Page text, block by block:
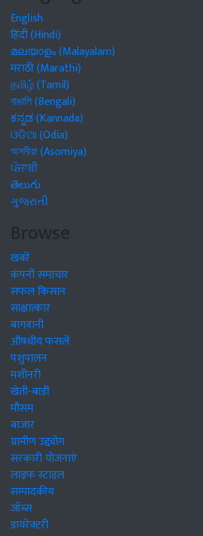
English
हिंदी (Hindi)
മലയാളം (Malayalam)
मराठी (Marathi)
தமிழ் (Tamil)
বাঙালি (Bengali)
ಕನ್ನಡ (Kannada)
ଓଡିଆ (Odia)
অসমীয়া (Asomiya)
ਪੰਜਾਬੀ
తెలుగు
ગુજરાતી
Browse
खबरें
कंपनी समाचार
सफल किसान
साक्षात्कार
बागवानी
औषधीय फसलें
पशुपालन
मशीनरी
खेती-बाड़ी
मौसम
बाजार
ग्रामीण उद्द्योग
सरकारी योजनाएं
लाइफ स्टाइल
सम्पादकीय
जॉब्स
डायरेक्टरी